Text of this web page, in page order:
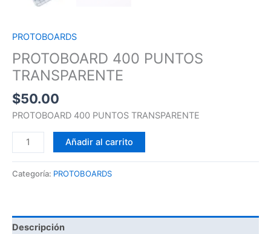
PROTOBOARDS
PROTOBOARD 400 PUNTOS
TRANSPARENTE
$50.00
PROTOBOARD 400 PUNTOS TRANSPARENTE
Añadir al carrito
Categoría: PROTOBOARDS
Descripción